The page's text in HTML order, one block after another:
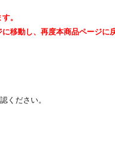
。
移動し、再度本商品ページに
ください。